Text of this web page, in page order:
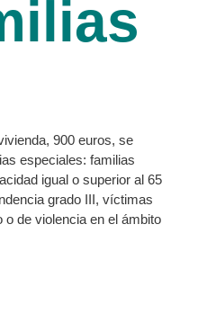
900 euros, se
especiales: familias
igual o superior al 65
grado III, víctimas
de violencia en el ámbito